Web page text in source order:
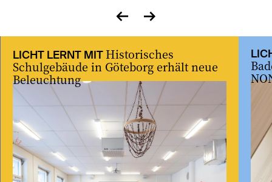
zurück
vor
LICHT LERNT MIT Historisches
Schulgebäude in Göteborg erhält neue
Beleuchtung